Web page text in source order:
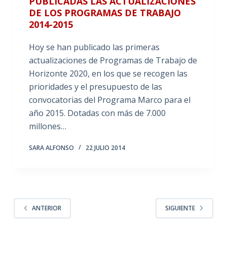
DE LOS PROGRAMAS DE TRABAJO
2014-2015
Hoy se han publicado las primeras
actualizaciones de Programas de Trabajo de
Horizonte 2020, en los que se recogen las
prioridades y el presupuesto de las
convocatorias del Programa Marco para el
año 2015. Dotadas con más de 7.000
millones…
SARA ALFONSO 22 JULIO 2014
ANTERIOR SIGUIENTE